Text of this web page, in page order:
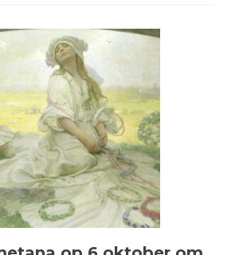
du
De
Grooten
Oorlog
en
strijd
van
de
kunstenaar
–
10